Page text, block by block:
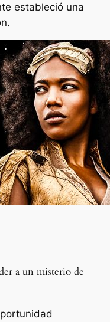
estableció una
a un misterio de